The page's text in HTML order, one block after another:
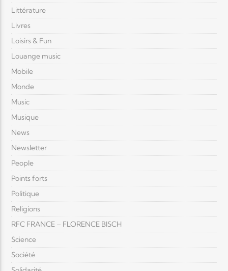
Littérature
Livres
Loisirs & Fun
Louange music
Mobile
Monde
Music
Musique
News
Newsletter
People
Points forts
Politique
Religions
RFC FRANCE – FLORENCE BISCH
Science
Société